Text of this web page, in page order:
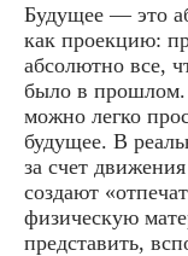
Будущее — это
как проекцию:
абсолютно все,
было в прошлом.
можно легко
будущее. В
за счет
создают
физическую
представить,